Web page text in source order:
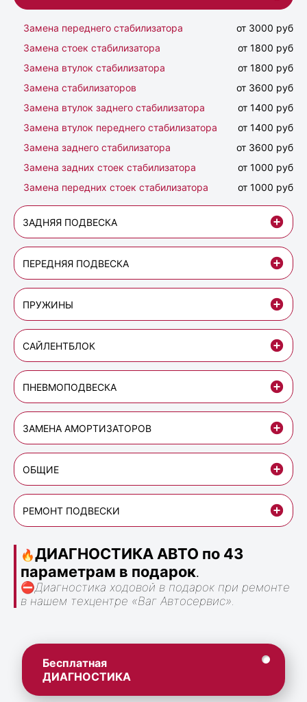
Замена переднего стабилизатора
от 3000 руб
Замена стоек стабилизатора
от 1800 руб
Замена втулок стабилизатора
от 1800 руб
Замена стабилизаторов
от 3600 руб
Замена втулок заднего стабилизатора
от 1400 руб
Замена втулок переднего стабилизатора
от 1400 руб
Замена заднего стабилизатора
от 3600 руб
Замена задних стоек стабилизатора
от 1000 руб
Замена передних стоек стабилизатора
от 1000 руб
ЗАДНЯЯ ПОДВЕСКА
ПЕРЕДНЯЯ ПОДВЕСКА
ПРУЖИНЫ
САЙЛЕНТБЛОК
ПНЕВМОПОДВЕСКА
ЗАМЕНА АМОРТИЗАТОРОВ
ОБЩИЕ
РЕМОНТ ПОДВЕСКИ
🔥ДИАГНОСТИКА АВТО по 43
параметрам в подарок.
⛔Диагностика ходовой в подарок при ремонте
в нашем техцентре «Ваг Автосервис».
Бесплатная
ДИАГНОСТИКА